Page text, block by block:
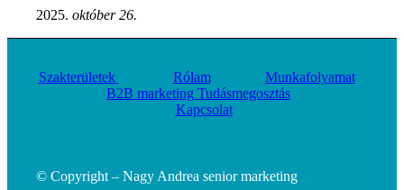
október 26.
Szakterületek Rólam
Munkafolyamat
B2B marketing Tudásmegosztás
Kapcsolat
© Copyright – Nagy Andrea senior marketing